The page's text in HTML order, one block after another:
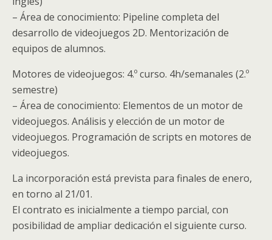
– Área de conocimiento: Pipeline completa del
desarrollo de videojuegos 2D. Mentorización de
equipos de alumnos.
Motores de videojuegos: 4.º curso. 4h/semanales (2.º
semestre)
– Área de conocimiento: Elementos de un motor de
videojuegos. Análisis y elección de un motor de
videojuegos. Programación de scripts en motores de
videojuegos.
La incorporación está prevista para finales de enero,
en torno al 21/01.
El contrato es inicialmente a tiempo parcial, con
posibilidad de ampliar dedicación el siguiente curso.